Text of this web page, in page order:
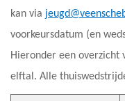
kan via
voorkeursdatum (en
Hieronder een overzicht
elftal. Alle